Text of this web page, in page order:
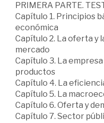
PRIMERA PARTE.
Capítulo 1. Principios
económica
Capítulo 2. La oferta y
mercado
Capítulo 3. La
productos
Capítulo 4. La
Capítulo 5. La
Capítulo 6. Oferta y
Capítulo 7. Sector